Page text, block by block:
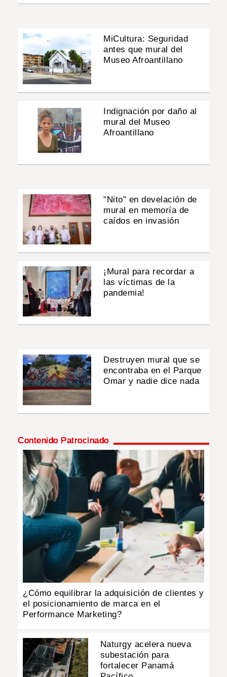
MiCultura: Seguridad
antes que mural del
Museo Afroantillano
Indignación por daño al
mural del Museo
Afroantillano
"Nito" en develación de
mural en memoría de
caídos en invasión
¡Mural para recordar a
las víctimas de la
pandemia!
Destruyen mural que se
encontraba en el Parque
Omar y nadie dice nada
Contenido Patrocinado
¿Cómo equilibrar la adquisición de clientes y
el posicionamiento de marca en el
Performance Marketing?
Naturgy acelera nueva
subestación para
fortalecer Panamá